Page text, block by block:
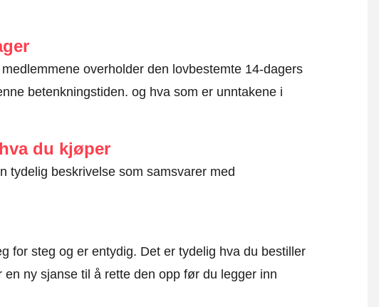
overholder den lovbestemte 14-dagers
betenkningstiden. og hva som er unntakene i
du kjøper
tydelig beskrivelse som samsvarer med
for steg og er entydig. Det er tydelig hva du bestiller
ny sjanse til å rette den opp før du legger inn